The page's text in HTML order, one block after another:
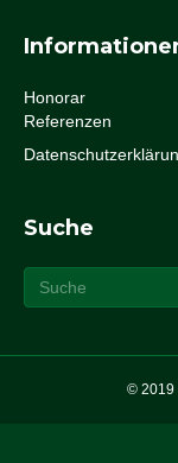
Honorar
Referenzen
Suche
© 2019